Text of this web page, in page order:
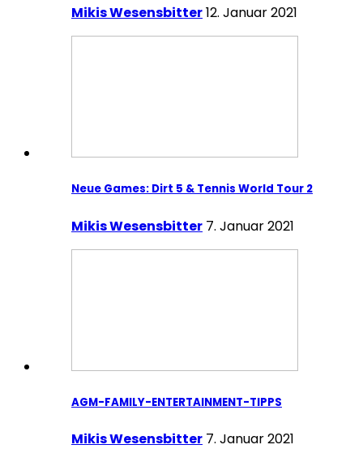
Mikis Wesensbitter12. Januar 2021
Neue Games: Dirt 5 & Tennis World Tour 2
Mikis Wesensbitter 7. Januar 2021
AGM-FAMILY-ENTERTAINMENT-TIPPS
Mikis Wesensbitter 7. Januar 2021